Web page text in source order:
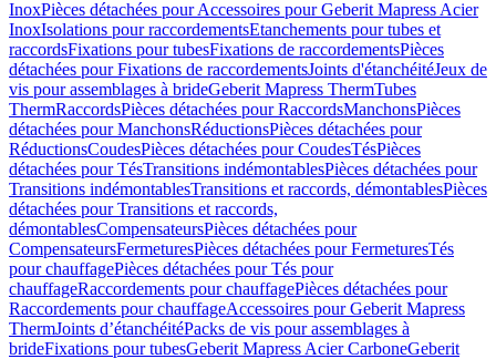
InoxPièces détachées pour Accessoires pour Geberit Mapress Acier
InoxIsolations pour raccordementsEtanchements pour tubes et
raccordsFixations pour tubesFixations de raccordementsPièces
détachées pour Fixations de raccordementsJoints d'étanchéitéJeux de
vis pour assemblages à brideGeberit Mapress ThermTubes
ThermRaccordsPièces détachées pour RaccordsManchonsPièces
détachées pour ManchonsRéductionsPièces détachées pour
RéductionsCoudesPièces détachées pour CoudesTésPièces
détachées pour TésTransitions indémontablesPièces détachées pour
Transitions indémontablesTransitions et raccords, démontablesPièces
détachées pour Transitions et raccords,
démontablesCompensateursPièces détachées pour
CompensateursFermeturesPièces détachées pour FermeturesTés
pour chauffagePièces détachées pour Tés pour
chauffageRaccordements pour chauffagePièces détachées pour
Raccordements pour chauffageAccessoires pour Geberit Mapress
ThermJoints d’étanchéitéPacks de vis pour assemblages à
brideFixations pour tubesGeberit Mapress Acier CarboneGeberit